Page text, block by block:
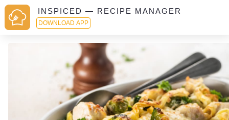
INSPICED — RECIPE MANAGER
DOWNLOAD APP